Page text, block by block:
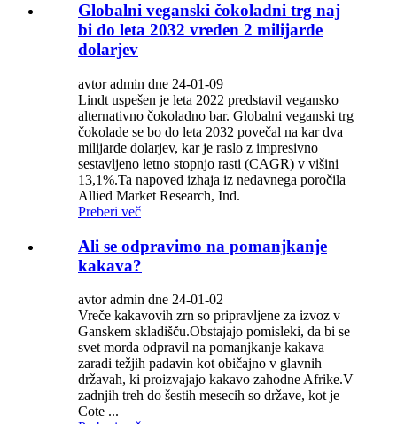
Globalni veganski čokoladni trg naj
bi do leta 2032 vreden 2 milijarde
dolarjev
avtor admin dne 24-01-09
Lindt uspešen je leta 2022 predstavil vegansko
alternativno čokoladno bar. Globalni veganski trg
čokolade se bo do leta 2032 povečal na kar dva
milijarde dolarjev, kar je raslo z impresivno
sestavljeno letno stopnjo rasti (CAGR) v višini
13,1%.Ta napoved izhaja iz nedavnega poročila
Allied Market Research, Ind.
Preberi več
Ali se odpravimo na pomanjkanje
kakava?
avtor admin dne 24-01-02
Vreče kakavovih zrn so pripravljene za izvoz v
Ganskem skladišču.Obstajajo pomisleki, da bi se
svet morda odpravil na pomanjkanje kakava
zaradi težjih padavin kot običajno v glavnih
državah, ki proizvajajo kakavo zahodne Afrike.V
zadnjih treh do šestih mesecih so države, kot je
Cote ...